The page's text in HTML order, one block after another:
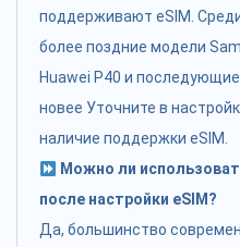
поддерживают eSIM. Среди
более поздние модели
Huawei P40 и
новее Уточните в
наличие поддержки eSIM.
Можно ли
после настройки eSIM?
Да, большинство